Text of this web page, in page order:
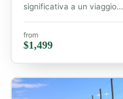
significativa a un viaggio…
from
$1,499